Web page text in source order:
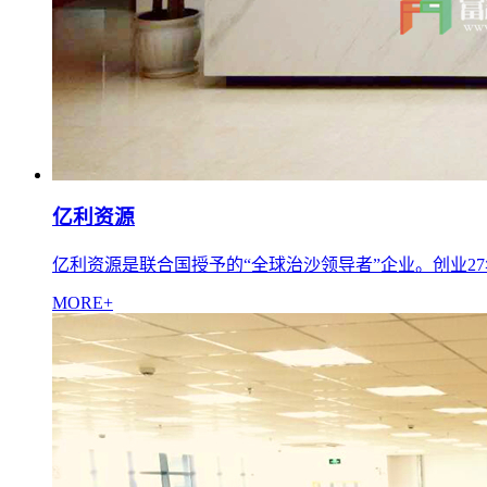
亿利资源
亿利资源是联合国授予的“全球治沙领导者”企业。创业
MORE+